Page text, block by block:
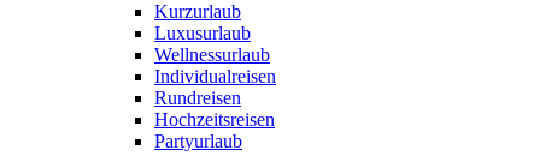
Kurzurlaub
Luxusurlaub
Wellnessurlaub
Individualreisen
Rundreisen
Hochzeitsreisen
Partyurlaub